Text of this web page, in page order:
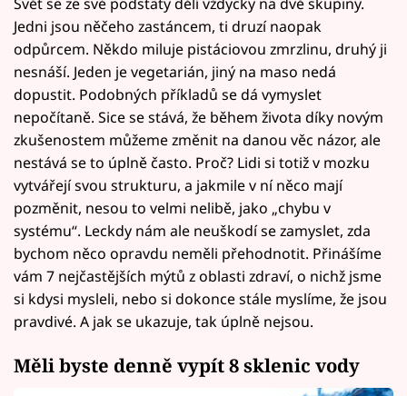
Jedni jsou něčeho zastáncem, ti druzí naopak
odpůrcem. Někdo miluje pistáciovou zmrzlinu, druhý ji
nesnáší. Jeden je vegetarián, jiný na maso nedá
dopustit. Podobných příkladů se dá vymyslet
nepočítaně. Sice se stává, že během života díky novým
zkušenostem můžeme změnit na danou věc názor, ale
nestává se to úplně často. Proč? Lidi si totiž v mozku
vytvářejí svou strukturu, a jakmile v ní něco mají
pozměnit, nesou to velmi nelibě, jako „chybu v
systému“. Leckdy nám ale neuškodí se zamyslet, zda
bychom něco opravdu neměli přehodnotit. Přinášíme
vám 7 nejčastějších mýtů z oblasti zdraví, o nichž jsme
si kdysi mysleli, nebo si dokonce stále myslíme, že jsou
pravdivé. A jak se ukazuje, tak úplně nejsou.
Měli byste denně vypít 8 sklenic vody